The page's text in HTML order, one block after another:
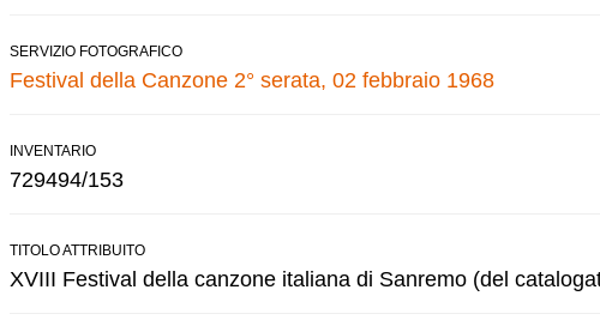
SERVIZIO FOTOGRAFICO
Festival della Canzone 2° serata, 02 febbraio 1968
INVENTARIO
729494/153
TITOLO ATTRIBUITO
XVIII Festival della canzone italiana di Sanremo (del